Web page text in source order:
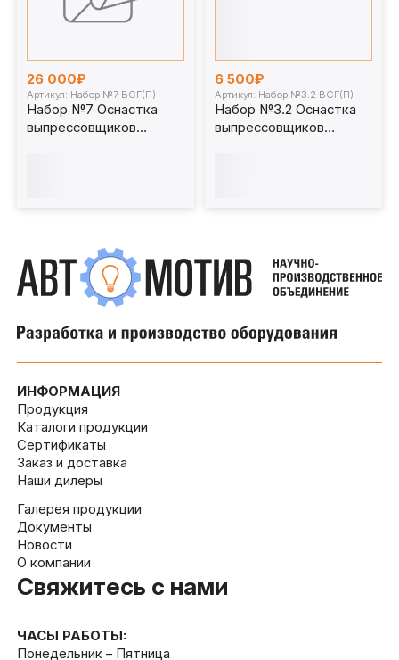
26 000₽
Артикул: Набор №7 ВСГ(П)
Набор №7 Оснастка
выпрессовщиков
6 500₽
Артикул: Набор №3.2 ВСГ(П)
Набор №3.2 Оснастка
выпрессовщиков
ИНФОРМАЦИЯ
Продукция
Каталоги продукции
Сертификаты
Заказ и доставка
Наши дилеры
Галерея продукции
Документы
Новости
О компании
Свяжитесь с нами
ЧАСЫ РАБОТЫ:
Понедельник – Пятница